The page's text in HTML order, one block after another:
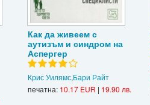
Как да живеем с
аутизъм и синдром на
Аспергер
Крис Уилямс,Бари Райт
печатна: 10.17 EUR | 19.90 лв.